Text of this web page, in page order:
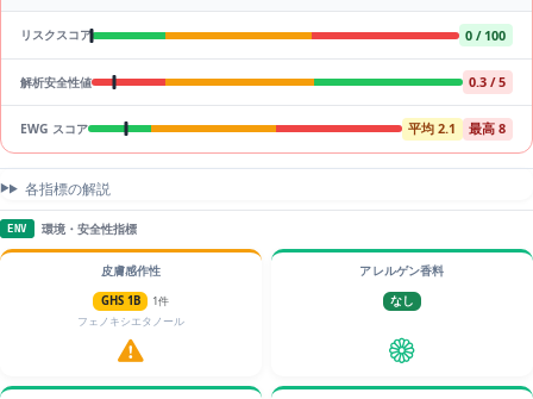
リスクスコア 0 / 100
解析安全性値 0.3 / 5
EWG スコア 平均 2.1 最高 8
各指標の解説
ENV 環境・安全性指標
皮膚感作性
GHS 1B
1件
フェノキシエタノール
アレルゲン香料
なし